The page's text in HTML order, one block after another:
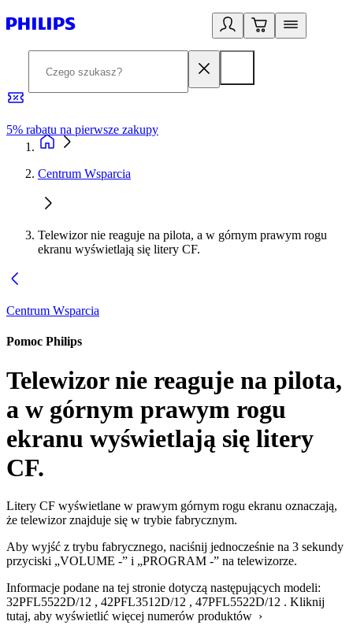
5% rabatu na pierwsze zakupy
Centrum Wsparcia
Telewizor nie reaguje na pilota, a w górnym prawym rogu
ekranu wyświetlają się litery CF.
Centrum Wsparcia
Pomoc Philips
Telewizor nie reaguje na pilota,
a w górnym prawym rogu
ekranu wyświetlają się litery
CF.
Litery CF wyświetlane w prawym górnym rogu ekranu oznaczają,
że telewizor znajduje się w trybie fabrycznym.
Aby wyjść z trybu fabrycznego, naciśnij jednocześnie na 3 sekundy
przyciski „VOLUME -” i „PROGRAM -” na telewizorze.
Informacje podane na tej stronie dotyczą następujących modeli:
32PFL5522D/12 , 42PFL3512D/12 , 47PFL5522D/12 . Kliknij
tutaj, aby wyświetlić więcej numerów produktów ›